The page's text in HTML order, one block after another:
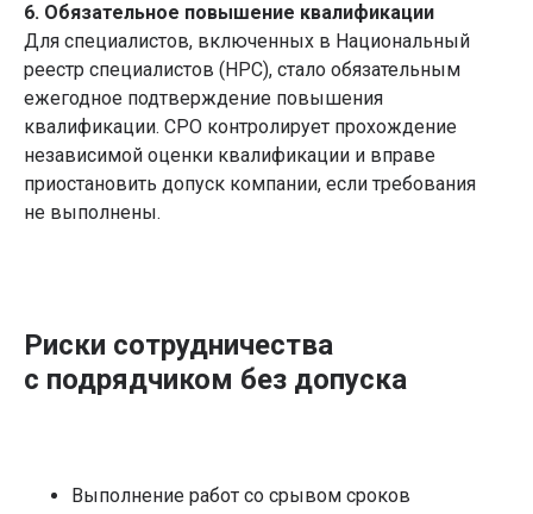
6. Обязательное повышение квалификации
Для специалистов, включенных в Национальный
реестр специалистов (НРС), стало обязательным
ежегодное подтверждение повышения
квалификации. СРО контролирует прохождение
независимой оценки квалификации и вправе
приостановить допуск компании, если требования
не выполнены.
Риски сотрудничества
с подрядчиком без допуска
Выполнение работ со срывом сроков